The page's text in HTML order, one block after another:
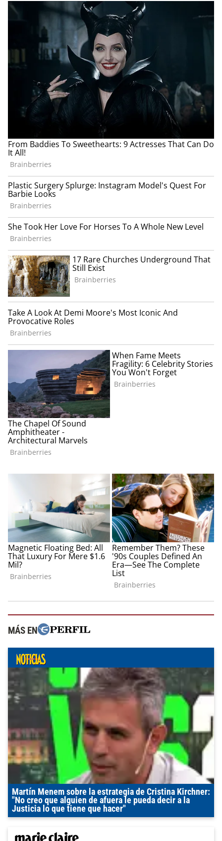
MÁS EN
Martín Menem sobre la estrategia de Cristina Kirchner:
"No creo que alguien de afuera le pueda decir a la
Justicia lo que tiene que hacer"